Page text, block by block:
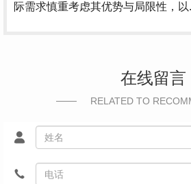
际需求慎重考虑其优势与局限性，以
在线留言
RELATED TO